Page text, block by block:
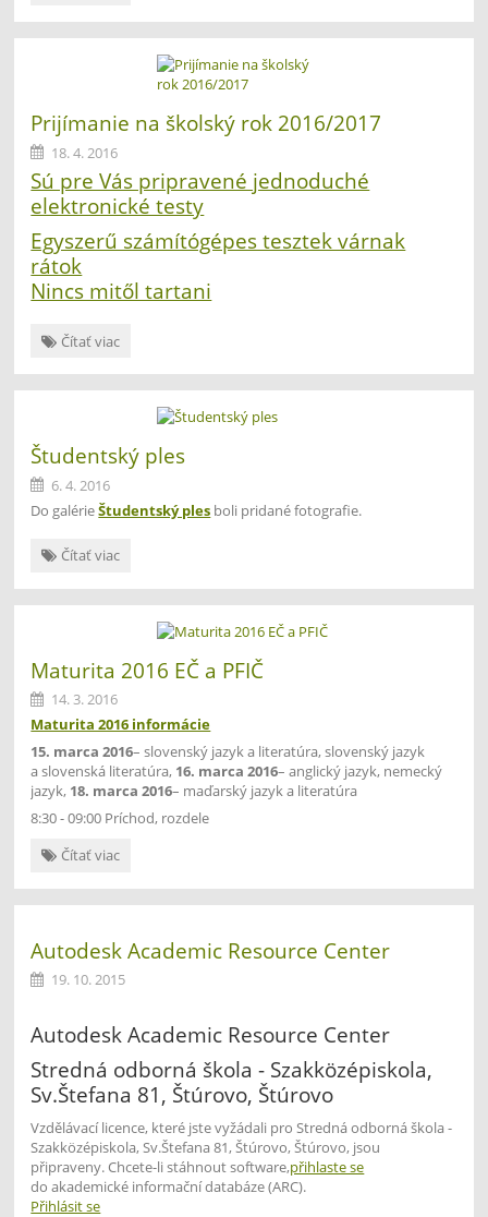
2016:
Prijímanie na školský rok 2016/2017
18. 4. 2016
Sú pre Vás pripravené jednoduché
elektronické testy
Egyszerű számítógépes tesztek várnak
rátok
Nincs mitől tartani
Prijímanie
školský
Čítať viac
Študentský ples
6. 4. 2016
Do galérieŠtudentský ples boli pridané fotografie.
Študentský
Čítať viac
Maturita 2016 EČ a PFIČ
14. 3. 2016
Maturita 2016 informácie
15. marca 2016– slovenský jazyk a literatúra, slovenský jazyk
a slovenská literatúra, 16. marca 2016– anglický jazyk, nemecký
jazyk, 18. marca 2016– maďarský jazyk a literatúra
8:30 - 09:00 Príchod, rozdele
Maturita
EČ
Čítať viac
Autodesk Academic Resource Center
19. 10. 2015
Autodesk Academic Resource Center
Stredná odborná škola - Szakközépiskola,
Sv.Štefana 81, Štúrovo, Štúrovo
Vzdělávací licence, které jste vyžádali pro Stredná odborná škola -
Szakközépiskola, Sv.Štefana 81, Štúrovo, Štúrovo, jsou
připraveny. Chcete-li stáhnout software,přihlaste se
do akademické informační databáze (ARC).
Přihlásit se